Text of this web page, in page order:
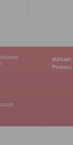
eUrząd:
Pomoc: